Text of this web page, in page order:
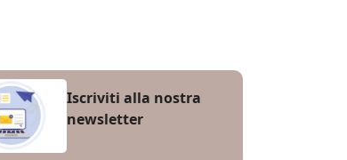
Iscriviti alla nostra
newsletter